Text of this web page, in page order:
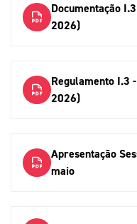
Documentação
2026)
Regulamento I.3
2026)
Apresentação
maio